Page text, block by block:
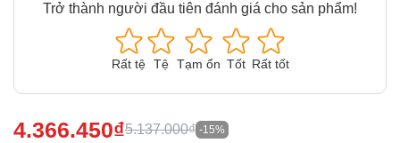
Trở thành người đầu tiên đánh giá cho sản phẩm!
Rất tệ Tệ Tạm ổn Tốt Rất tốt
4.366.450₫5.137.000₫ -15%